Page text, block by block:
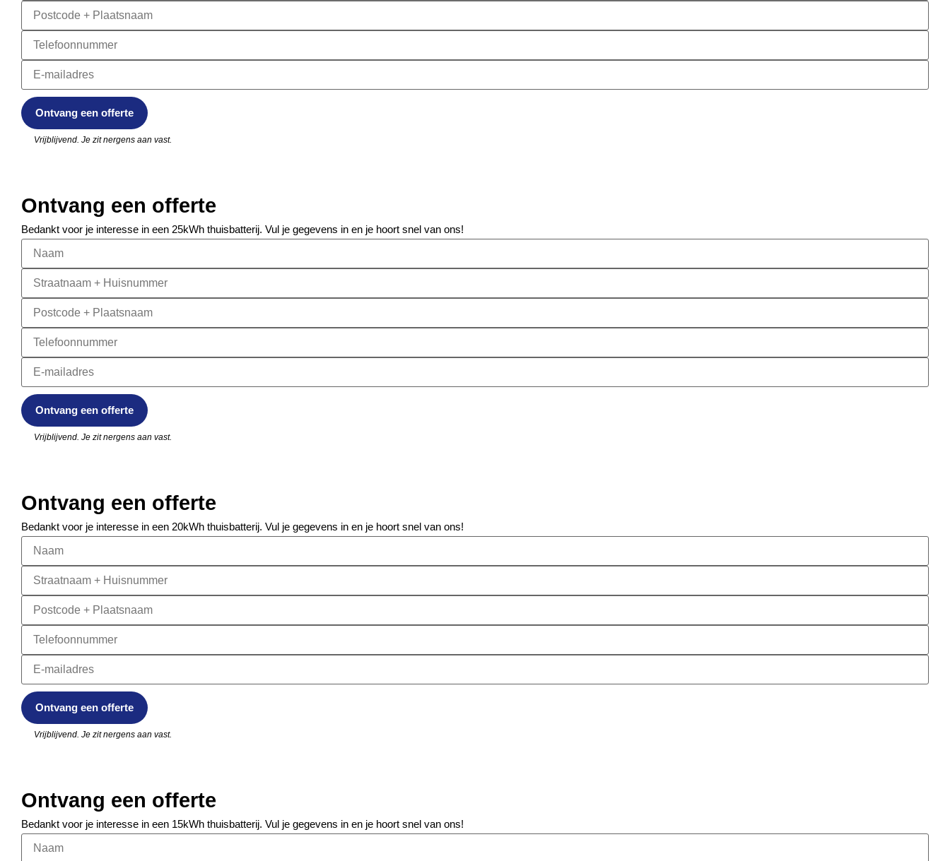
Vrijblijvend. Je zit nergens aan vast.
Ontvang een offerte
Bedankt voor je interesse in een 25kWh thuisbatterij. Vul je gegevens in en je hoort snel van ons!
Vrijblijvend. Je zit nergens aan vast.
Ontvang een offerte
Bedankt voor je interesse in een 20kWh thuisbatterij. Vul je gegevens in en je hoort snel van ons!
Vrijblijvend. Je zit nergens aan vast.
Ontvang een offerte
Bedankt voor je interesse in een 15kWh thuisbatterij. Vul je gegevens in en je hoort snel van ons!